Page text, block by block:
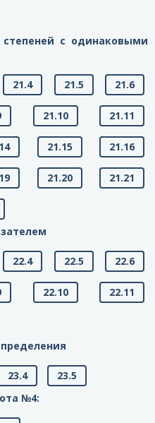
с одинаковыми
21.4 21.5 21.6
21.10 21.11
21.15 21.16
21.20 21.21
22.4 22.5 22.6
22.10 22.11
23.4
23.5
№4: